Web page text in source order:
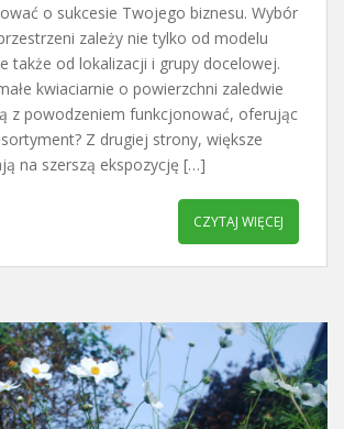
o sukcesie Twojego biznesu. Wybór
zależy nie tylko od modelu
także od lokalizacji i grupy docelowej.
kwiaciarnie o powierzchni zaledwie
z powodzeniem funkcjonować, oferując
Z drugiej strony, większe
na szerszą ekspozycję […]
CZYTAJ WIĘCEJ